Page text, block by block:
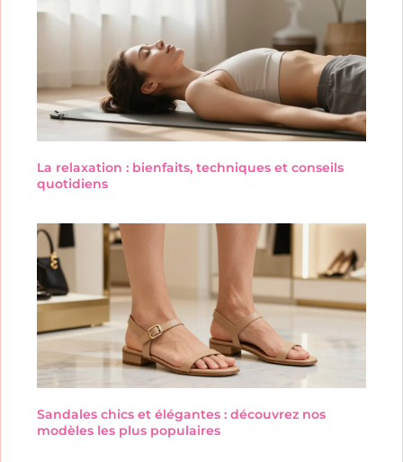
La relaxation : bienfaits, techniques et conseils
quotidiens
Sandales chics et élégantes : découvrez nos
modèles les plus populaires